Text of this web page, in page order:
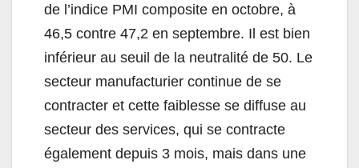
de l’indice PMI composite en octobre, à
46,5 contre 47,2 en septembre. Il est bien
inférieur au seuil de la neutralité de 50. Le
secteur manufacturier continue de se
contracter et cette faiblesse se diffuse au
secteur des services, qui se contracte
également depuis 3 mois, mais dans une